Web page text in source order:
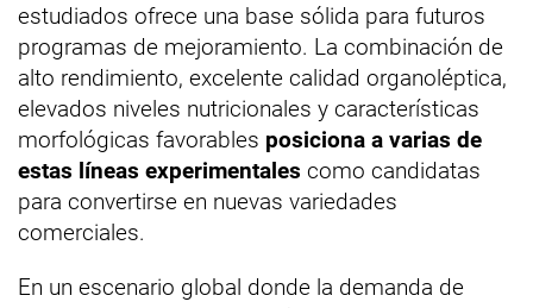
estudiados ofrece una base sólida para futuros
programas de mejoramiento. La combinación de
alto rendimiento, excelente calidad organoléptica,
elevados niveles nutricionales y características
morfológicas favorables posiciona a varias de
estas líneas experimentales como candidatas
para convertirse en nuevas variedades
comerciales.
En un escenario global donde la demanda de